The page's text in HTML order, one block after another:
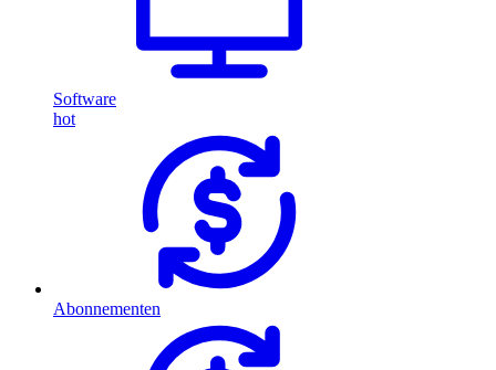
Software
hot
Abonnementen